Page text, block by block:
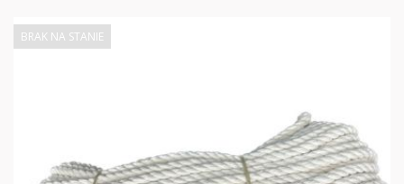
BRAK NA STANIE